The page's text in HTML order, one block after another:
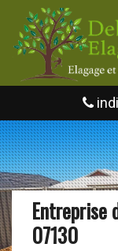
Entreprise
07130